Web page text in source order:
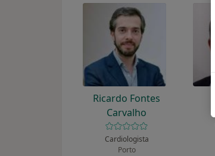
Ricardo Fontes
Carvalho
Cardiologista
Porto